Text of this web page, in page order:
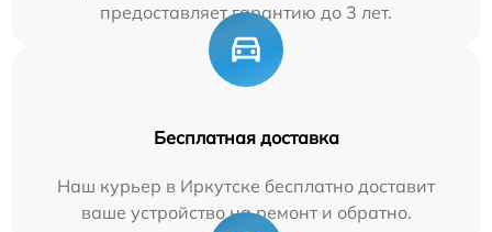
предоставляет гарантию до 3 лет.
Бесплатная доставка
Наш курьер в Иркутске бесплатно доставит
ваше устройство на ремонт и обратно.